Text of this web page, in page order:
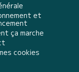
et
ça marche
cookies